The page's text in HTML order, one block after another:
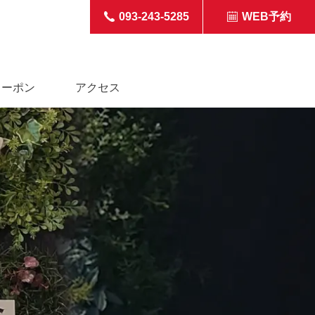
ポン アクセス
093-243-5285 WEB予約